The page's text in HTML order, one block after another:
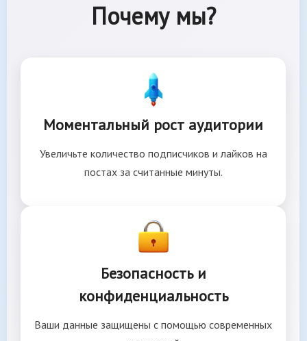
Почему мы?
Моментальный рост аудитории
Увеличьте количество подписчиков и лайков на
постах за считанные минуты.
Безопасность и
конфиденциальность
Ваши данные защищены с помощью современных